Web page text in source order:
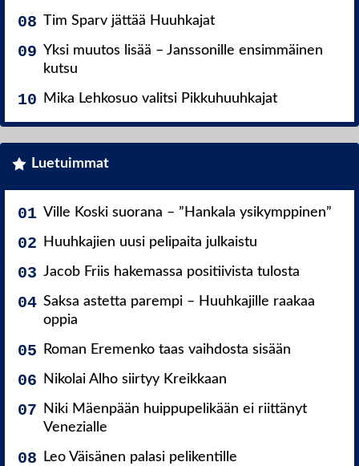
Tim Sparv jättää Huuhkajat
Yksi muutos lisää – Janssonille ensimmäinen
kutsu
Mika Lehkosuo valitsi Pikkuhuuhkajat
Luetuimmat
Ville Koski suorana – ”Hankala ysikymppinen”
Huuhkajien uusi pelipaita julkaistu
Jacob Friis hakemassa positiivista tulosta
Saksa astetta parempi – Huuhkajille raakaa
oppia
Roman Eremenko taas vaihdosta sisään
Nikolai Alho siirtyy Kreikkaan
Niki Mäenpään huippupelikään ei riittänyt
Venezialle
Leo Väisänen palasi pelikentille